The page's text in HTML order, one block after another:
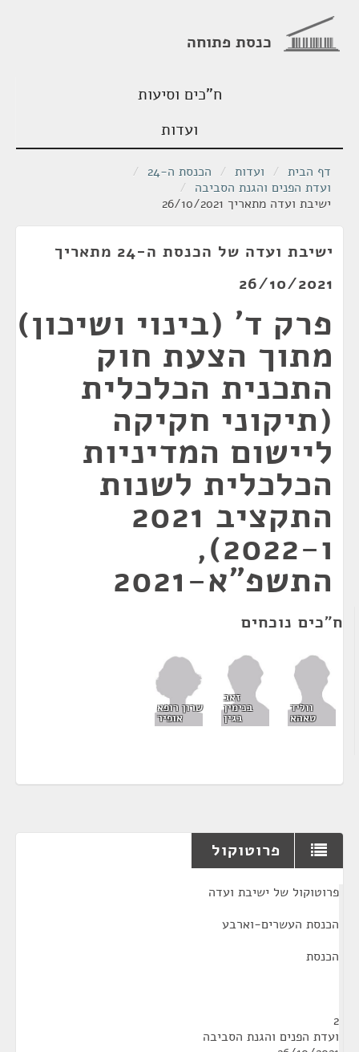
כנסת פתוחה
ח"כים וסיעות
ועדות
דף הבית / ועדות / הכנסת ה-24
/
ועדת הפנים והגנת הסביבה /
ישיבת ועדה מתאריך 26/10/2021
ישיבת ועדה של הכנסת ה-24 מתאריך
26/10/2021
פרק ד' (בינוי ושיכון)
מתוך הצעת חוק
התכנית הכלכלית
(תיקוני חקיקה
ליישום המדיניות
הכלכלית לשנות
התקציב 2021
ו-2022),
התשפ"א-2021
ח"כים נוכחים
ווליד
טאהא
זאב
בנימין
בגין
שרון רופא
אופיר
פרוטוקול
פרוטוקול של ישיבת ועדה
הכנסת העשרים-וארבע
הכנסת
2
ועדת הפנים והגנת הסביבה